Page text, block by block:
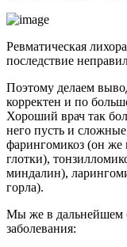
Ревматическая
последствие
Поэтому делаем
корректен и по
Хороший врач так
него пусть и
фарингомикоз (он
глотки),
миндалин),
горла).
Мы же в дальнейшем
заболевания: